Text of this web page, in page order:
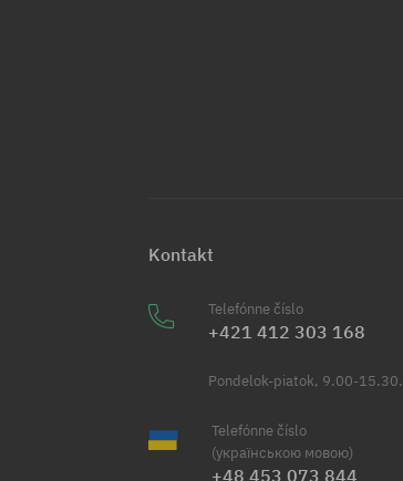
Kontakt
Telefónne číslo
+421 412 303 168
Pondelok-piatok, 9.00-15.30.
Telefónne číslo
(українською мовою)
+48 453 073 844